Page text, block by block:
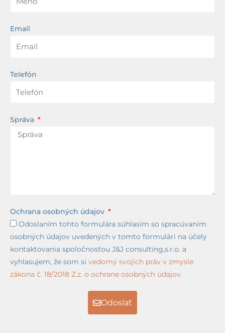
Email
Telefón
Správa
Ochrana osobných údajov
Odoslaním tohto formulára súhlasím so spracúvaním
osobných údajov uvedených v tomto formulári na účely
kontaktovania spoločnosťou J&J consulting,s.r.o. a
vyhlasujem, že som si vedomý svojich práv v zmysle
zákona č. 18/2018 Z.z. o ochrane osobných údajov.
Odoslať